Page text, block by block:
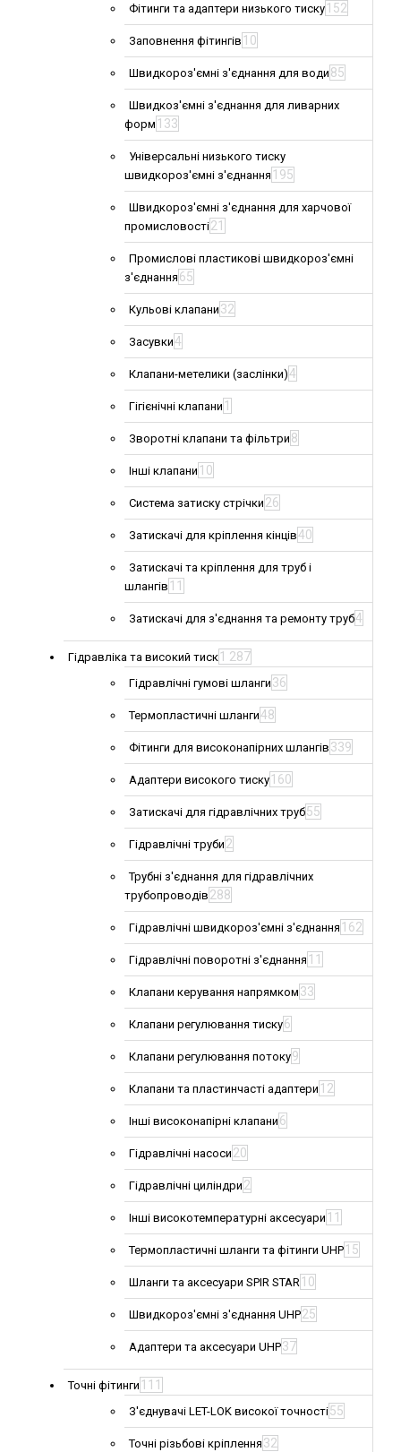
Фітинги та адаптери низького тиску 152
Заповнення фітингів 10
Швидкороз'ємні з'єднання для води 85
Швидкоз'ємні з'єднання для ливарних
форм 133
Універсальні низького тиску
швидкороз'ємні з'єднання 195
Швидкороз'ємні з'єднання для харчової
промисловості21
Промислові пластикові швидкороз'ємні
з'єднання 65
Кульові клапани 32
Засувки4
Клапани-метелики (заслінки)4
Гігієнічні клапани 1
Зворотні клапани та фільтри 8
Інші клапани 10
Система затиску стрічки 26
Затискачі для кріплення кінців40
Затискачі та кріплення для труб і
шлангів 11
Затискачі для з'єднання та ремонту труб4
Гідравліка та високий тиск 1 287
Гідравлічні гумові шланги 36
Термопластичні шланги48
Фітинги для високонапірних шлангів 339
Адаптери високого тиску 160
Затискачі для гідравлічних труб55
Гідравлічні труби 2
Трубні з'єднання для гідравлічних
трубопроводів 288
Гідравлічні швидкороз'ємні з'єднання 162
Гідравлічні поворотні з'єднання 11
Клапани керування напрямком 33
Клапани регулювання тиску6
Клапани регулювання потоку9
Клапани та пластинчасті адаптери 12
Інші високонапірні клапани 6
Гідравлічні насоси 20
Гідравлічні циліндри 2
Інші високотемпературні аксесуари 11
Термопластичні шланги та фітинги UHP 15
Шланги та аксесуари SPIR STAR 10
Швидкороз'ємні з'єднання UHP25
Адаптери та аксесуари UHP37
Точні фітинги 111
З'єднувачі LET-LOK високої точності55
Точні різьбові кріплення 32